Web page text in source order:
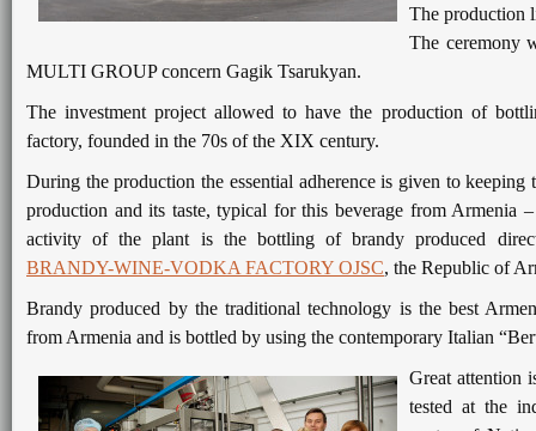
The production
The ceremony
MULTI GROUP concern Gagik Tsarukyan.
The investment project allowed to have the production of
factory, founded in the 70s of the XIX century.
During the production the essential adherence is given to
production and its taste, typical for this beverage from Armenia
activity of the plant is the bottling of brandy produced
BRANDY-WINE-VODKA FACTORY OJSC, the Republic of
Brandy produced by the traditional technology is the best
from Armenia and is bottled by using the contemporary Italian
Great attention
tested at the